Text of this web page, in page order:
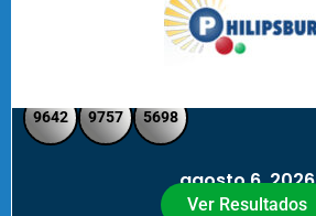
9642 9757 5698
agosto 6, 2026
Ver Resultados